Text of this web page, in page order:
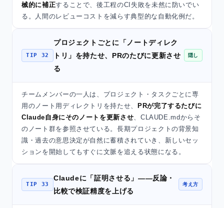
械的に補正することで、後工程のCI失敗を未然に防いでい
る。人間のレビューコストを減らす典型的な自動化例だ。
TIP 32
プロジェクトごとに「ノートディレク
トリ」を持たせ、PRのたびに更新させ
る
隠し
チームメンバーの一人は、プロジェクト・タスクごとに専
用のノート用ディレクトリを持たせ、 PRが完了するたびに
Claude自身にそのノートを更新させ 、CLAUDE.mdからそ
のノート群を参照させている。長期プロジェクトの背景知
識・過去の意思決定が自然に蓄積されていき、新しいセッ
ションを開始してもすぐに文脈を追える状態になる。
TIP 33
Claudeに「証明させる」——反論・
比較で検証精度を上げる
考え方